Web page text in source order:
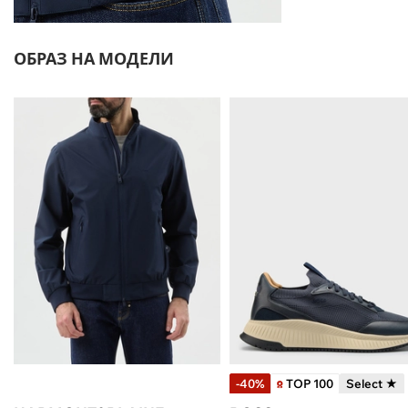
ОБРАЗ НА МОДЕЛИ
-40% TOP 100 Select ★